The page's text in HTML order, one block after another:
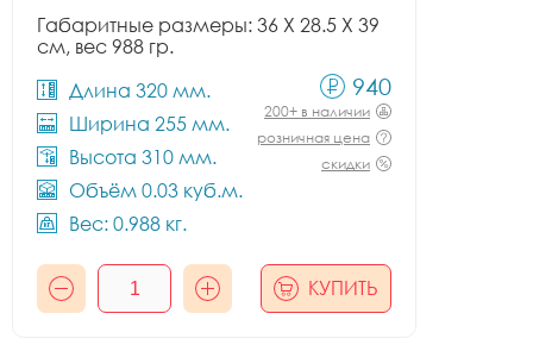
Габаритные размеры: 36 X 28.5 X 39
см, вес 988 гр.
Длина 320 мм.
Ширина 255 мм.
Высота 310 мм.
Объём 0.03 куб.м.
Вес: 0.988 кг.
940
200+ в наличии
розничная цена
скидки
КУПИТЬ